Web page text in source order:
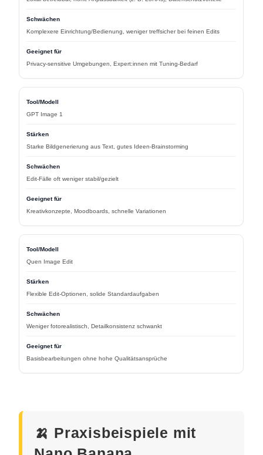
Komplexere Einrichtung/Bedienung, weniger treffsicher bei feinen Edits
Privacy-sensitive Umgebungen, Expert:innen mit Tuning-Bedarf
GPT Image 1
Starke Bildgenerierung aus Text, gutes Ideen-Brainstorming
Edit-Fälle oft weniger stabil/gezielt
Kreativkonzepte, Moodboards, schnelle Variationen
Quen Image Edit
Flexible Edit-Optionen, solide Standardaufgaben
Weniger fotorealistisch, Detailkonsistenz schwankt
Basisbearbeitungen ohne hohe Qualitätsansprüche
🍌 Praxisbeispiele mit